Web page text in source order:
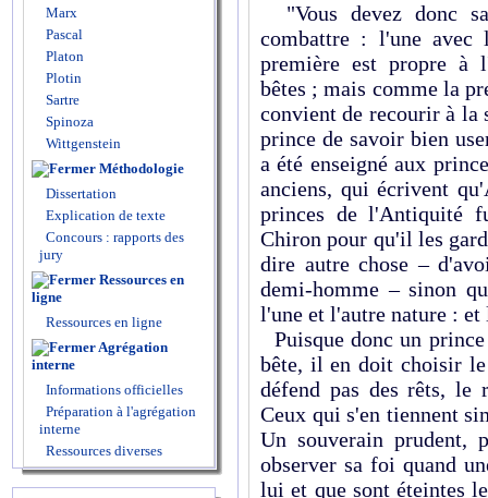
Marx
Pascal
Platon
Plotin
Sartre
Spinoza
Wittgenstein
Méthodologie
Dissertation
Explication de texte
Concours : rapports des
jury
Ressources en
ligne
Ressources en ligne
Agrégation
interne
Informations officielles
Préparation à l'agrégation
interne
Ressources diverses
"Vous devez donc
combattre : l'une
première est propre à
bêtes ; mais comme la
convient de recourir à la
prince de savoir bien
a été enseigné aux
anciens, qui écrivent
princes de l'Antiquité
Chiron pour qu'il les
dire autre chose –
demi-homme – sinon
l'une et l'autre nature : et
Puisque donc un
bête, il en doit choisir
défend pas des rêts, le
Ceux qui s'en tiennent
Un souverain prudent,
observer sa foi quand
lui et que sont éteintes